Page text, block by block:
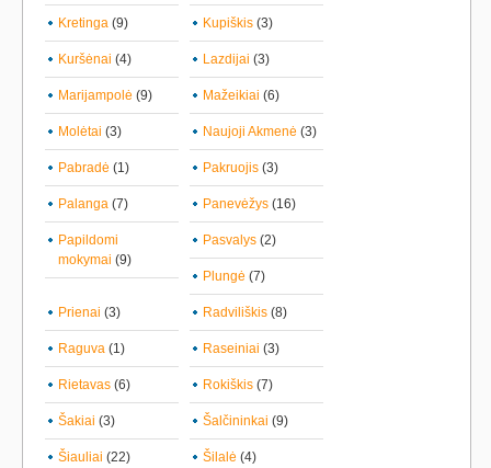
Kretinga (9) Kupiškis (3)
Kuršėnai (4) Lazdijai (3)
Marijampolė (9) Mažeikiai (6)
Molėtai (3) Naujoji Akmenė (3)
Pabradė (1) Pakruojis (3)
Palanga (7) Panevėžys (16)
Papildomi
mokymai (9)
Pasvalys (2)
Plungė (7)
Prienai (3) Radviliškis (8)
Raguva (1) Raseiniai (3)
Rietavas (6) Rokiškis (7)
Šakiai (3) Šalčininkai (9)
Šiauliai (22) Šilalė (4)